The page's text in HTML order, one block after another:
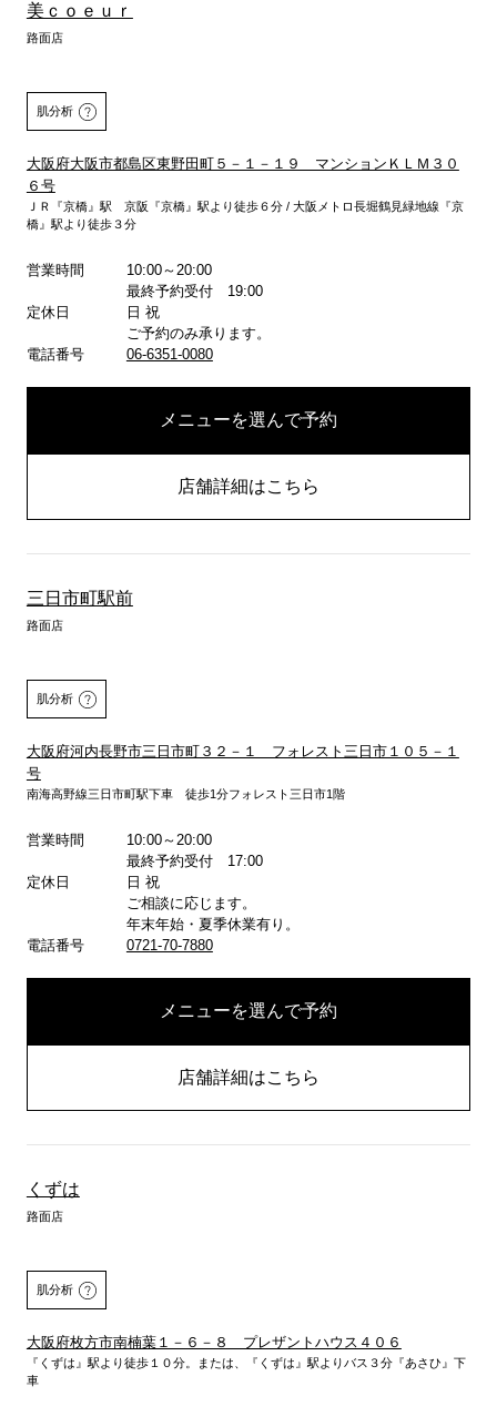
美ｃｏｅｕｒ
路面店
肌分析
大阪府大阪市都島区東野田町５－１－１９ マンションＫＬＭ３０
６号
ＪＲ『京橋』駅 京阪『京橋』駅より徒歩６分 / 大阪メトロ長堀鶴見緑地線『京
橋』駅より徒歩３分
営業時間
10:00～20:00
最終予約受付 19:00
定休日
日 祝
ご予約のみ承ります。
電話番号
06-6351-0080
メニューを選んで予約
店舗詳細はこちら
三日市町駅前
路面店
肌分析
大阪府河内長野市三日市町３２－１ フォレスト三日市１０５－１
号
南海高野線三日市町駅下車 徒歩1分フォレスト三日市1階
営業時間
10:00～20:00
最終予約受付 17:00
定休日
日 祝
ご相談に応じます。
年末年始・夏季休業有り。
電話番号
0721-70-7880
メニューを選んで予約
店舗詳細はこちら
くずは
路面店
肌分析
大阪府枚方市南楠葉１－６－８ プレザントハウス４０６
『くずは』駅より徒歩１０分。または、『くずは』駅よりバス３分『あさひ』下
車